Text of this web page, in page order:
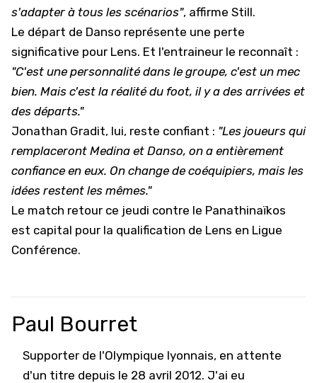
s'adapter à tous les scénarios", affirme Still.
Le départ de Danso représente une perte
significative pour Lens. Et l'entraineur le reconnaît :
"C'est une personnalité dans le groupe, c'est un mec
bien. Mais c'est la réalité du foot, il y a des arrivées et
des départs."
Jonathan Gradit, lui, reste confiant : "Les joueurs qui
remplaceront Medina et Danso, on a entièrement
confiance en eux. On change de coéquipiers, mais les
idées restent les mêmes."
Le match retour ce jeudi contre le Panathinaïkos
est capital pour la qualification de Lens en Ligue
Conférence.
Paul Bourret
Supporter de l'Olympique lyonnais, en attente
d'un titre depuis le 28 avril 2012. J'ai eu